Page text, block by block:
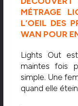
MÉTRAGE
L’OEIL DES
WAN POUR
Lights Out
maintes fois
simple. Une
quand elle